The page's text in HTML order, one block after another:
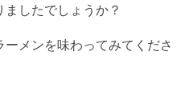
したでしょうか？
メンを味わってみてくださ